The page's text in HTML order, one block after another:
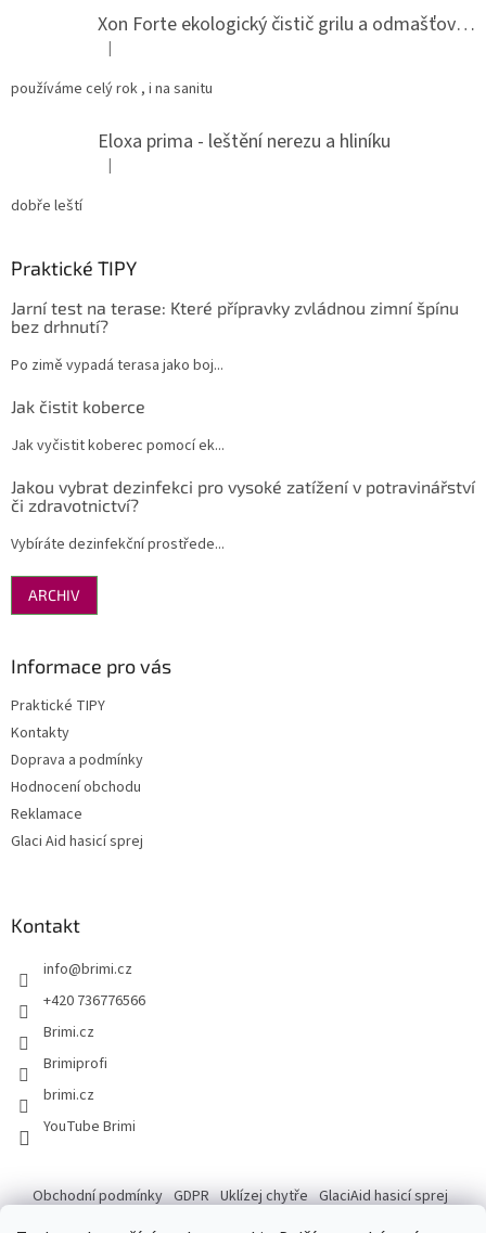
Xon Forte ekologický čistič grilu a odmašťovač do kuchyně
Hodnocení produktu je 5 z 5 hvězdiček.
|
používáme celý rok , i na sanitu
Eloxa prima - leštění nerezu a hliníku
Hodnocení produktu je 5 z 5 hvězdiček.
|
dobře leští
Praktické TIPY
Jarní test na terase: Které přípravky zvládnou zimní špínu
bez drhnutí?
Po zimě vypadá terasa jako boj...
Jak čistit koberce
Jak vyčistit koberec pomocí ek...
Jakou vybrat dezinfekci pro vysoké zatížení v potravinářství
či zdravotnictví?
Vybíráte dezinfekční prostřede...
ARCHIV
Informace pro vás
Praktické TIPY
Kontakty
Doprava a podmínky
Hodnocení obchodu
Reklamace
Glaci Aid hasicí sprej
Kontakt
info@brimi.cz
+420 736776566
Brimi.cz
Brimiprofi
brimi.cz
YouTube Brimi
Obchodní podmínky GDPR Uklízej chytře GlaciAid hasicí sprej